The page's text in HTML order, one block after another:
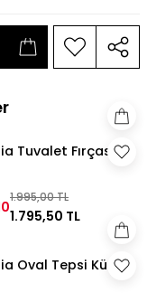
Tuvalet Fırçası
1.995,00 TL
1.795,50 TL
Oval Tepsi Küçük